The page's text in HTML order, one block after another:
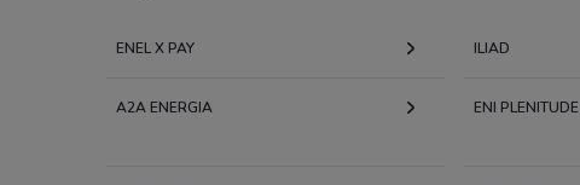
ENEL X PAY ILIAD
A2A ENERGIA ENI PLENITUDE